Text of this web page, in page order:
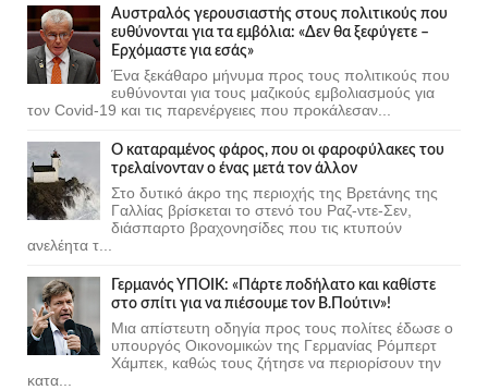
Αυστραλός γερουσιαστής στους πολιτικούς που
ευθύνονται για τα εμβόλια: «Δεν θα ξεφύγετε –
Ερχόμαστε για εσάς»
Ένα ξεκάθαρο μήνυμα προς τους πολιτικούς που
ευθύνονται για τους μαζικούς εμβολιασμούς για
τον Covid-19 και τις παρενέργειες που προκάλεσαν...
Ο καταραμένος φάρος, που οι φαροφύλακες του
τρελαίνονταν ο ένας μετά τον άλλον
Στο δυτικό άκρο της περιοχής της Βρετάνης της
Γαλλίας βρίσκεται το στενό του Ραζ-ντε-Σεν,
διάσπαρτο βραχονησίδες που τις κτυπούν
ανελέητα τ...
Γερμανός ΥΠΟΙΚ: «Πάρτε ποδήλατο και καθίστε
στο σπίτι για να πιέσουμε τον Β.Πούτιν»!
Μια απίστευτη οδηγία προς τους πολίτες έδωσε ο
υπουργός Οικονομικών της Γερμανίας Ρόμπερτ
Χάμπεκ, καθώς τους ζήτησε να περιορίσουν την
κατα...